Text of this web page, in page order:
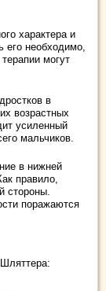
характера и
его необходимо,
могут
в
возрастных
усиленный
мальчиков.
в нижней
правило,
стороны.
поражаются